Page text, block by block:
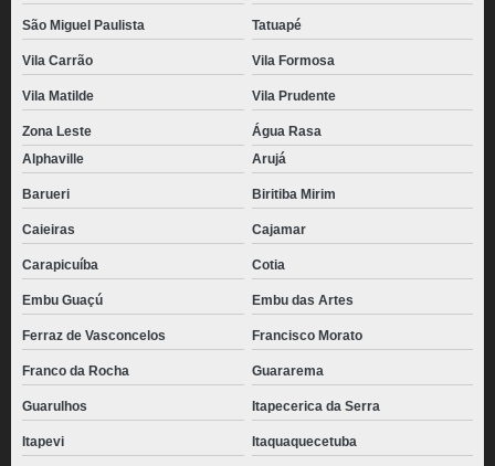
São Miguel Paulista Tatuapé
Vila Carrão Vila Formosa
Vila Matilde Vila Prudente
Zona Leste
Água Rasa
Alphaville
Arujá
Barueri Biritiba Mirim
Caieiras Cajamar
Carapicuíba Cotia
Embu Guaçú Embu das Artes
Ferraz de Vasconcelos Francisco Morato
Franco da Rocha Guararema
Guarulhos Itapecerica da Serra
Itapevi Itaquaquecetuba